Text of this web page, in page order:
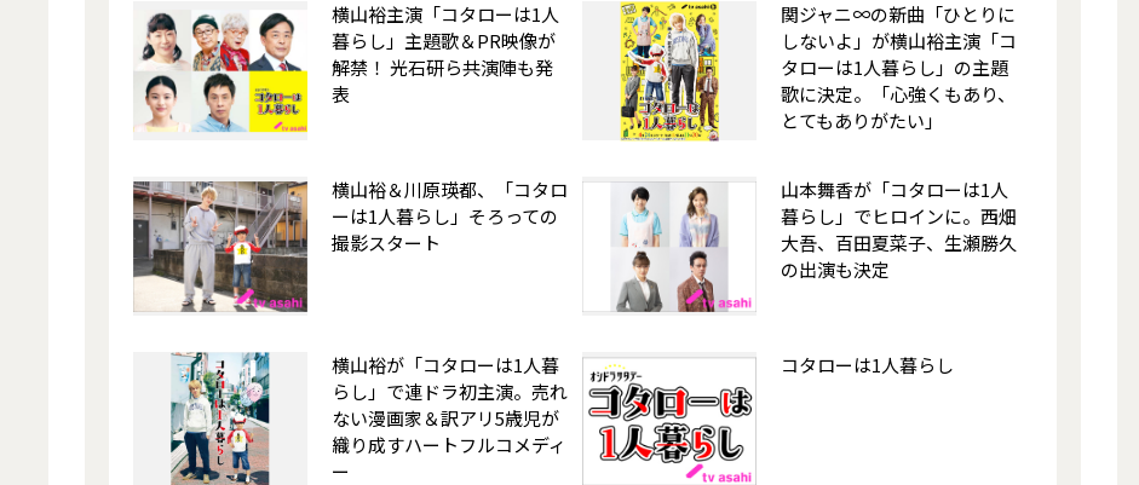
横山裕主演「コタローは1人
暮らし」主題歌＆PR映像が
解禁！ 光石研ら共演陣も発
表
関ジャニ∞の新曲「ひとりに
しないよ」が横山裕主演「コ
タローは1人暮らし」の主題
歌に決定。「心強くもあり、
とてもありがたい」
横山裕＆川原瑛都、「コタロ
ーは1人暮らし」そろっての
撮影スタート
山本舞香が「コタローは1人
暮らし」でヒロインに。西畑
大吾、百田夏菜子、生瀬勝久
の出演も決定
横山裕が「コタローは1人暮
らし」で連ドラ初主演。売れ
ない漫画家＆訳アリ5歳児が
織り成すハートフルコメディ
ー
コタローは1人暮らし